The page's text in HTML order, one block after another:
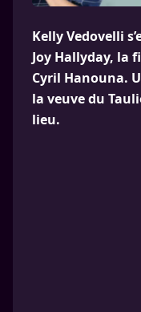
Kelly Vedovelli
Joy Hallyday, la
Cyril Hanouna.
la veuve du
lieu.